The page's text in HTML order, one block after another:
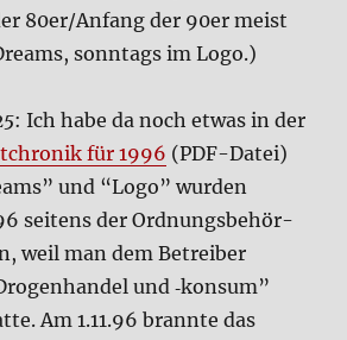
80er/Anfang der 90er meist
sonn­tags im Logo.)
: Ich habe da noch etwas in der
für 1996 (PDF-Datei)
und “Logo” wur­den
sei­tens der Ord­nungs­be­hör­
weil man dem Betrei­ber
und ‑kon­sum”
Am 1.11.96 brann­te das